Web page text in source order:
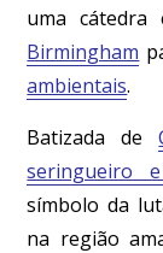
uma cátedra
Birmingham
ambientais.
Batizada de
seringueiro
símbolo da
na região